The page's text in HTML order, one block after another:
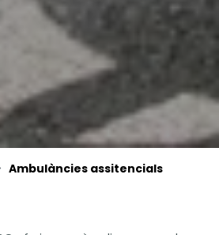
Ambulàncies assitencials